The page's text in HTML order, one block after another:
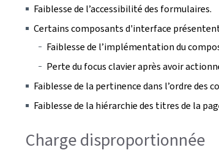
Faiblesse de l’accessibilité des formulaires.
Certains composants d'interface
Faiblesse de l’implémentation du
Perte du focus clavier après avoir
Faiblesse de la pertinence dans l’ordre des
Faiblesse de la hiérarchie des titres de la
Charge disproportionnée